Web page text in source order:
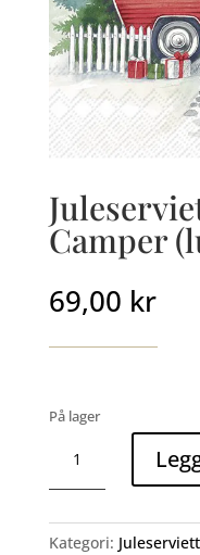
Camper
69,00 kr
På lager
Juleservietter:
Festive
Camper
antall
Kategori: